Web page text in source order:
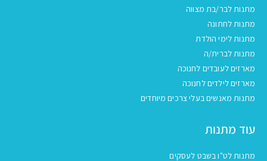
מתנות לבר/בת מצווה
מתנות לחתונה
מתנות לימי הולדת
מתנות לברית/ה
מארזים לעובדים לחנוכה
מארזים לילדים לחנוכה
מתנות מאנשים בעלי צרכים מיוחדים
עוד מתנות
מתנות לט"ו בשבט לעסקים